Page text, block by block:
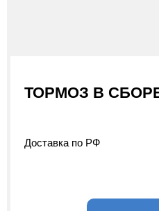
ТОРМОЗ В СБОРЕ
Доставка по РФ